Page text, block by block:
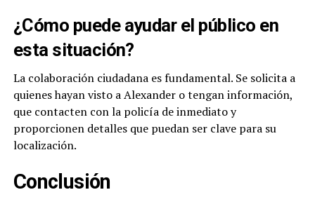
¿Cómo puede ayudar el público en
esta situación?
La colaboración ciudadana es fundamental. Se solicita a
quienes hayan visto a Alexander o tengan información,
que contacten con la policía de inmediato y
proporcionen detalles que puedan ser clave para su
localización.
Conclusión